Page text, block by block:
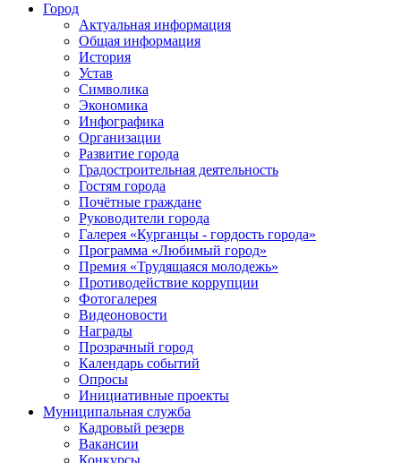
Город
Актуальная информация
Общая информация
История
Устав
Символика
Экономика
Инфографика
Организации
Развитие города
Градостроительная деятельность
Гостям города
Почётные граждане
Руководители города
Галерея «Курганцы - гордость города»
Программа «Любимый город»
Премия «Трудящаяся молодежь»
Противодействие коррупции
Фотогалерея
Видеоновости
Награды
Прозрачный город
Календарь событий
Опросы
Инициативные проекты
Муниципальная служба
Кадровый резерв
Вакансии
Конкурсы